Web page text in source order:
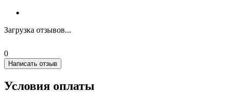
Загрузка отзывов...
0
Написать отзыв
Условия оплаты